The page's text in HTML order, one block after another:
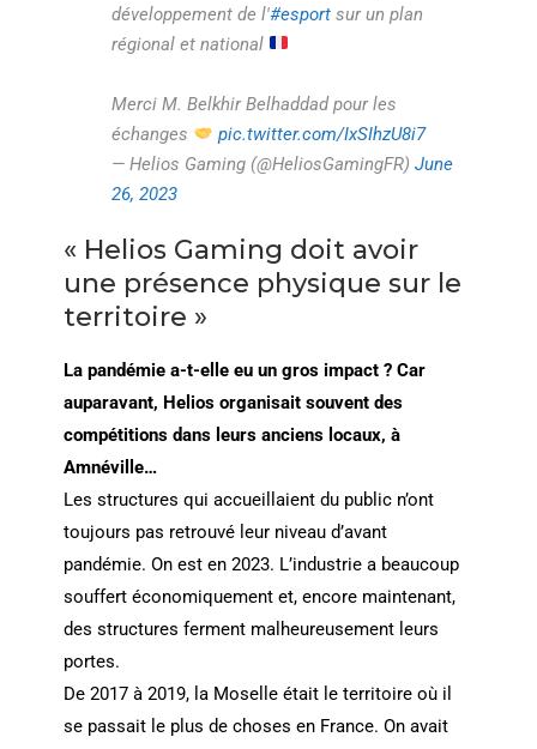
développement de l'#esportsur un plan
régional et national
Merci M. Belkhir Belhaddad pour les
échanges
pic.twitter.com/IxSIhzU8i7
— Helios Gaming (@HeliosGamingFR) June
26, 2023
« Helios Gaming doit avoir
une présence physique sur le
territoire »
La pandémie a-t-elle eu un gros impact ? Car
auparavant, Helios organisait souvent des
compétitions dans leurs anciens locaux, à
Amnéville…
Les structures qui accueillaient du public n’ont
toujours pas retrouvé leur niveau d’avant
pandémie. On est en 2023. L’industrie a beaucoup
souffert économiquement et, encore maintenant,
des structures ferment malheureusement leurs
portes.
De 2017 à 2019, la Moselle était le territoire où il
se passait le plus de choses en France. On avait